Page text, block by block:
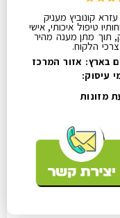
קונוביץ מעניק
טיפול איכותי, אישי
תוך מתן מענה מהיר
הלקוח.
בארץ: אזור המרכז
עיסוק:
מזונות